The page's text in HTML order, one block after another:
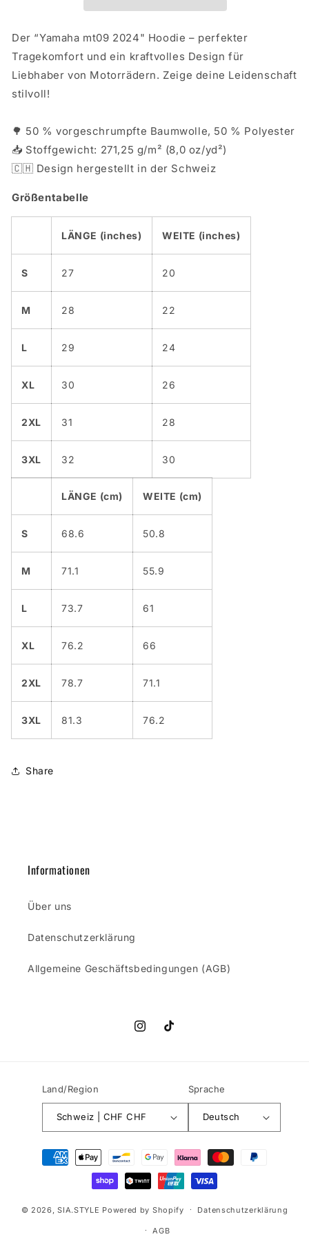
Der “Yamaha mt09 2024" Hoodie – perfekter
Tragekomfort und ein kraftvolles Design für
Liebhaber von Motorrädern. Zeige deine Leidenschaft
stilvoll!
🌳 50 % vorgeschrumpfte Baumwolle, 50 % Polyester
📥 Stoffgewicht: 271,25 g/m² (8,0 oz/yd²)
🇨🇭 Design hergestellt in der Schweiz
Größentabelle
LÄNGE (inches) WEITE (inches)
S 27 20
M 28 22
L 29 24
XL 30 26
2XL 31 28
3XL 32 30
LÄNGE (cm) WEITE (cm)
S 68.6 50.8
M 71.1 55.9
L 73.7 61
XL 76.2 66
2XL 78.7 71.1
3XL 81.3 76.2
Share
Informationen
Über uns
Datenschutzerklärung
Allgemeine Geschäftsbedingungen (AGB)
InstagramTikTok
Land/Region
Schweiz | CHF CHF
Sprache
Deutsch
Zahlungsmethoden
© 2026,SIA.STYLE Powered by Shopify Datenschutzerklärung
AGB